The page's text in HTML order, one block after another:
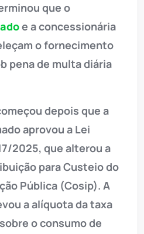
que o
e a concessionária
o fornecimento
pena de multa diária
depois que a
aprovou a Lei
2025, que alterou a
para Custeio do
Pública (Cosip). A
a alíquota da taxa
o consumo de